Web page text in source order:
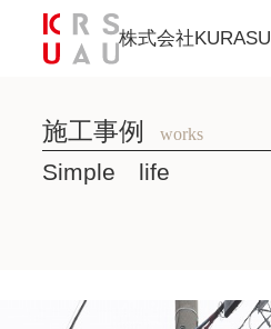
株式会社KURASU
施工事例 works
Simple life